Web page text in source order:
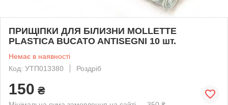
ПРИЩІПКИ ДЛЯ БІЛИЗНИ MOLLETTE
PLASTICA BUCATO ANTISEGNI 10 шт.
Немає в наявності
Код: УТП013380
Роздріб
150 ₴